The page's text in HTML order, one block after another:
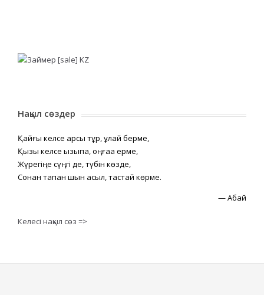
Нақыл сөздер
Қайғы келсе қарсы тұр, құлай берме,
Қызық келсе қызықпа, оңғаққа ерме,
Жүрегіңе сүңгі де, түбін көзде,
Сонан тапқан шын асыл, тастай көрме.
—Абай
Келесі нақыл сөз =>